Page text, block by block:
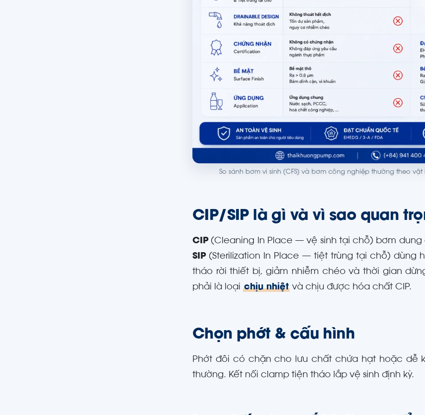
So sánh bơm vi sinh (CFS) và bơm công nghiệp thường theo
CIP/SIP là gì và vì sao quan
CIP(Cleaning In Place — vệ sinh tại chỗ) bơm
SIP(Sterilization In Place — tiệt trùng tại chỗ) dùng
tháo rời thiết bị, giảm nhiễm chéo và thời gian
phải là loại chịu nhiệt và chịu được hóa chất CIP.
Chọn phớt & cấu hình
Phớt đôi có chặn cho lưu chất chứa hạt hoặc dễ
thường. Kết nối clamp tiện tháo lắp vệ sinh định kỳ.